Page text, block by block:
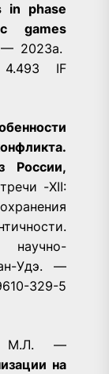
in phase
games
— 2023а.
4.493 IF
России,
-XII:
Удэ. —
329-5
М.Л. —
на